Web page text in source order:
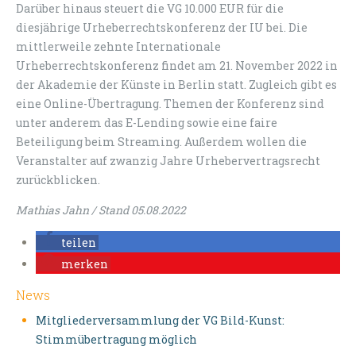
Darüber hinaus steuert die VG 10.000 EUR für die
diesjährige Urheberrechtskonferenz der IU bei. Die
mittlerweile zehnte Internationale
Urheberrechtskonferenz findet am 21. November 2022 in
der Akademie der Künste in Berlin statt. Zugleich gibt es
eine Online-Übertragung. Themen der Konferenz sind
unter anderem das E-Lending sowie eine faire
Beteiligung beim Streaming. Außerdem wollen die
Veranstalter auf zwanzig Jahre Urhebervertragsrecht
zurückblicken.
Mathias Jahn / Stand 05.08.2022
teilen
merken
News
Mitgliederversammlung der VG Bild-Kunst:
Stimmübertragung möglich